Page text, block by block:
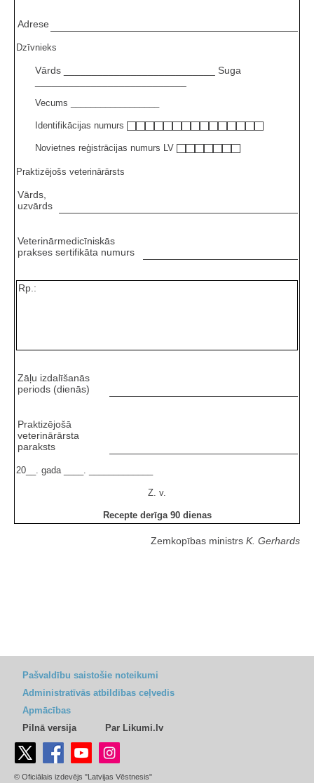
Adrese
Dzīvnieks
Vārds ___________________________ Suga
Vecums __________________
Identifikācijas numurs
Novietnes reģistrācijas numurs LV
Praktizējošs veterinārārsts
Vārds,
uzvārds
Veterinārmedicīniskās
prakses sertifikāta numurs
Rp.:
Zāļu izdalīšanās
periods (dienās)
Praktizējošā
veterinārārsta
paraksts
20__. gada ____. _____________
Z. v.
Recepte derīga 90 dienas
Zemkopības ministrs K. Gerhards
Pašvaldību saistošie noteikumi
Administratīvās atbildības ceļvedis
Apmācības
Pilnā versija
Par Likumi.lv
© Oficiālais izdevējs "Latvijas Vēstnesis"